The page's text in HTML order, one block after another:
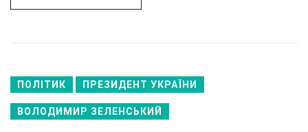
ПОЛІТИК ПРЕЗИДЕНТ УКРАЇНИ
ВОЛОДИМИР ЗЕЛЕНСЬКИЙ